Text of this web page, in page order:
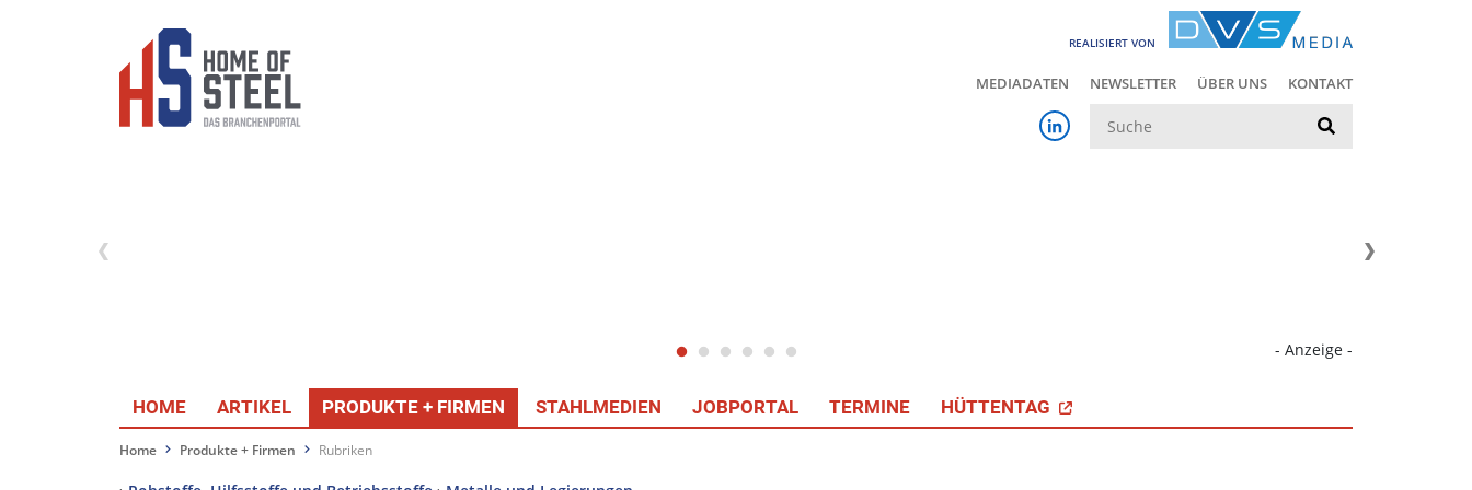
REALISIERT VON
MEDIADATEN NEWSLETTER ÜBER UNS KONTAKT
- Anzeige -
HOME ARTIKEL PRODUKTE + FIRMEN STAHLMEDIEN JOBPORTAL TERMINE HÜTTENTAG
Home Produkte + Firmen Rubriken